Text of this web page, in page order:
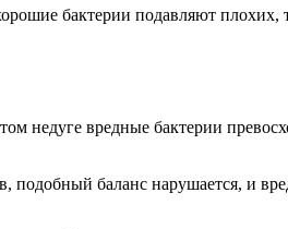
бактерии подавляют плохих,
недуге вредные бактерии
подобный баланс нарушается, и